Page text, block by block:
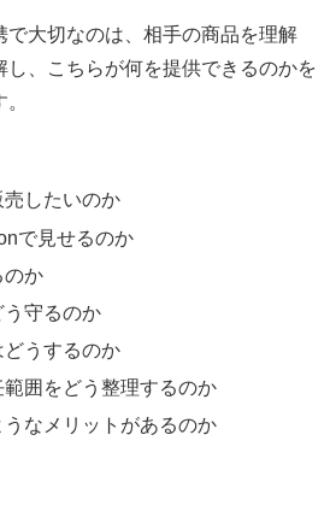
で大切なのは、相手の商品を理解
し、こちらが何を提供できるのかを
したいのか
で見せるのか
のか
守るのか
どうするのか
範囲をどう整理するのか
なメリットがあるのか